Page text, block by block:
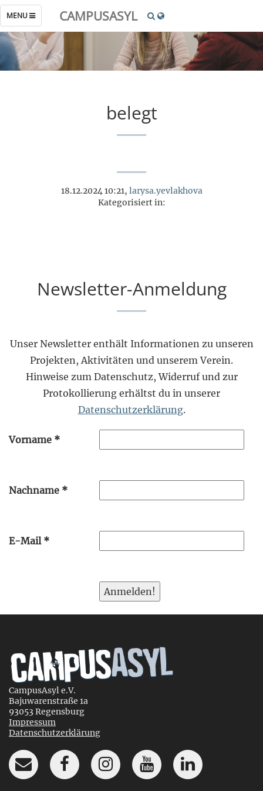
TOGGLE
NAVIGATION
MENU CAMPUSASYL
belegt
18.12.2024 10:21, larysa.yevlakhova
Kategorisiert in:
Newsletter-Anmeldung
Unser Newsletter enthält Informationen zu unseren
Projekten, Aktivitäten und unserem Verein.
Hinweise zum Datenschutz, Widerruf und zur
Protokollierung erhältst du in unserer
Datenschutzerklärung.
Vorname *
Nachname *
E-Mail *
CampusAsyl e.V.
Bajuwarenstraße 1a
93053 Regensburg
Impressum
Datenschutzerklärung